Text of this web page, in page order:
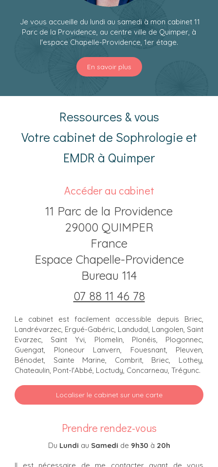
Je vous accueille du lundi au samedi à mon cabinet 11
Parc de la Providence, au centre ville de Quimper, à
l'espace Chapelle-Providence, 1er étage.
En savoir plus
Ressources & vous
Votre cabinet de Sophrologie et
EMDR à Quimper
Accéder au cabinet
11 Parc de la Providence
29000 QUIMPER
France
Espace Chapelle-Providence
Bureau 114
07 88 11 46 78
Le cabinet est facilement accessible depuis Briec,
Landrévarzec, Ergué-Gabéric, Landudal, Langolen, Saint
Evarzec, Saint Yvi, Plomelin, Plonéis, Plogonnec,
Guengat, Ploneour Lanvern, Fouesnant, Pleuven,
Bénodet, Sainte Marine, Combrit, Briec, Lothey,
Chateaulin, Pont-l'Abbé, Loctudy, Concarneau, Trégunc.
Localiser le cabinet sur une carte
Prendre rendez-vous
Du Lundi au Samedi de 9h30 à 20h
Il est nécessaire de me contacter avant de vous